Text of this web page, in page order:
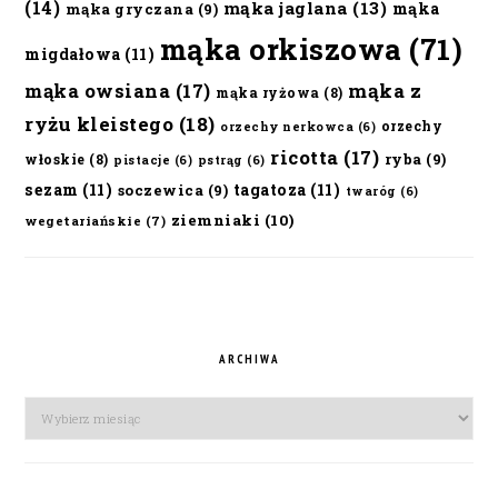
(14) mąka gryczana (9) mąka jaglana (13) mąka
migdałowa (11) mąka orkiszowa (71)
mąka owsiana (17) mąka ryżowa (8) mąka z
ryżu kleistego (18) orzechy nerkowca (6) orzechy
włoskie (8) pistacje (6) pstrąg (6) ricotta (17) ryba (9)
sezam (11) soczewica (9) tagatoza (11) twaróg (6)
wegetariańskie (7) ziemniaki (10)
ARCHIWA
Archiwa